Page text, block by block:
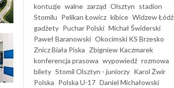
kontuzje walne zarząd Olsztyn stadion
Stomilu Pelikan Łowicz kibice Widzew Łódź
gadżety Puchar Polski Michał Świderski
Paweł Baranowski Okocimski KS Brzesko
Znicz Biała Piska Zbigniew Kaczmarek
konferencja prasowa wypowiedź rozmowa
bilety Stomil Olsztyn - juniorzy Karol Żwir
Polska Polska U-17 Daniel Michałowski